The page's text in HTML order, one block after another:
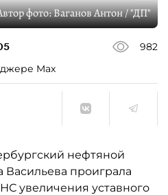
фото:Ваганов Антон / "ДП"
982
Max
нефтяной
проиграла
увеличения уставного